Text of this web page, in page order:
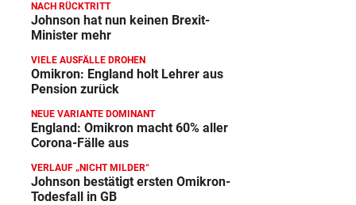
NACH RÜCKTRITT
Johnson hat nun keinen Brexit-
Minister mehr
VIELE AUSFÄLLE DROHEN
Omikron: England holt Lehrer aus
Pension zurück
NEUE VARIANTE DOMINANT
England: Omikron macht 60% aller
Corona-Fälle aus
VERLAUF „NICHT MILDER“
Johnson bestätigt ersten Omikron-
Todesfall in GB